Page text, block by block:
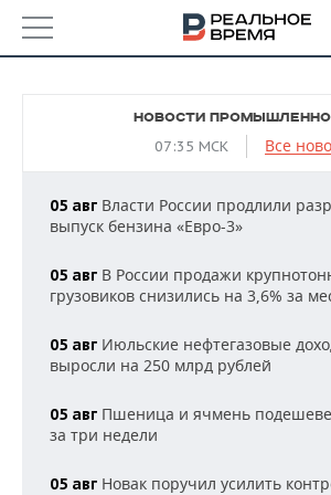
УДМУРТИЯ
НОВОСТИ АНАЛИТИКИ
ДЕКЛАРАЦИИ О ДОХОДАХ
КОРОЛИ ГОСЗАКАЗА ПФО
КОМУ ПРИНАДЛЕЖАТ
ТОРГОВЫЕ ЦЕНТРЫ
ЭКОНОМИКА
НОВОСТИ ЭКОНОМИКИ
БЮДЖЕТ
ИНВЕСТИЦИИ
ПРОМЫШЛЕННОСТЬ
ПРОМЫШЛЕННОСТИ
МАШИНОСТРОЕНИЕ
НЕДВИЖИМОСТЬ
НОВОСТИ АВТО
БИЗНЕС
НОВОСТИ БИЗНЕСА
ТЕХНОЛОГИИ
НОВОСТИ
07:35 МСК Все
05 авг Власти России продлили
выпуск бензина «Евро-3»
05 авг В России продажи
грузовиков снизились на 3,6% за
05 авг Июльские нефтегазовые
выросли на 250 млрд рублей
05 авг Пшеница и ячмень
за три недели
05 авг Новак поручил усилить